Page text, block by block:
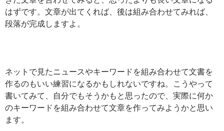
はずです。文章が出てくれば、後は組み合わせてみれば、
段落が完成しますよ。
ネットで見たニュースやキーワードを組み合わせて文書を
作るのもいい練習になるかもしれないですね。こうやって
書いてみて、自分でもそうかもと思ったので、実際に何か
のキーワードを組み合わせて文章を作ってみようかと思い
ます。